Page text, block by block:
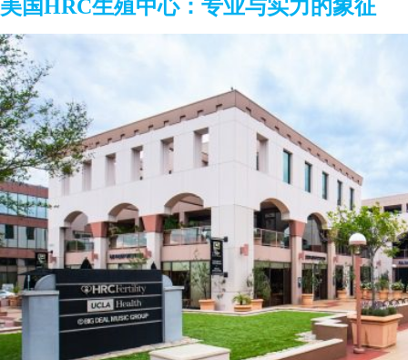
美国HRC生殖中心：专业与实力的象征